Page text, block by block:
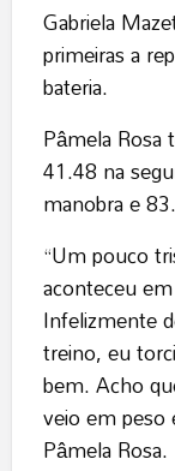
Gabriela
primeiras a
bateria.
Pâmela
41.48 na
manobra e
“Um pouco
aconteceu
Infelizmente
treino, eu
bem. Acho
veio em peso
Pâmela Rosa.